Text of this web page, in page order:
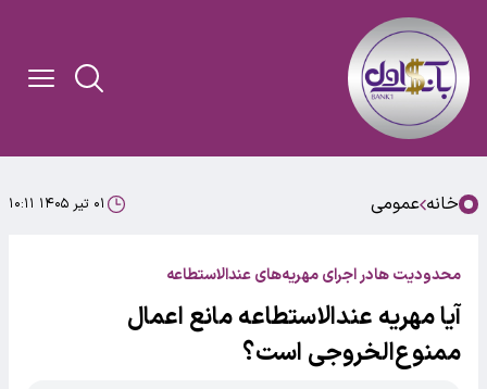
خانه عمومی ۰۱ تیر ۱۴۰۵ ۱۰:۱۱
محدودیت هادر اجرای مهریه‌های عندالاستطاعه
آیا مهریه عندالاستطاعه مانع اعمال
ممنوع‌الخروجی است؟